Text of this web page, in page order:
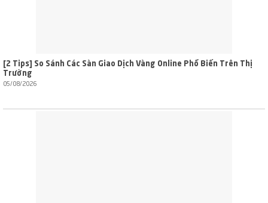
[2 Tips] So Sánh Các Sàn Giao Dịch Vàng Online Phổ Biến Trên Thị
Trường
05/08/2026